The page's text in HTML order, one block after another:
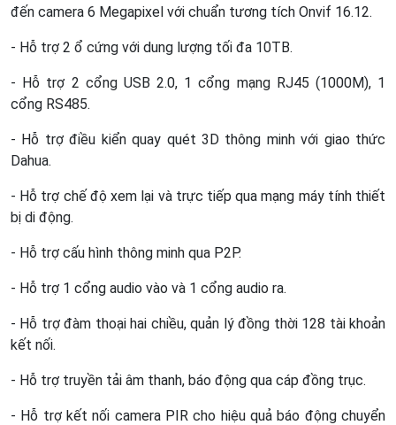
đến camera 6 Megapixel với chuẩn tương tích Onvif 16.12.
- Hỗ trợ 2 ổ cứng với dung lượng tối đa 10TB.
- Hỗ trợ 2 cổng USB 2.0, 1 cổng mạng RJ45 (1000M), 1
cổng RS485.
- Hỗ trợ điều kiển quay quét 3D thông minh với giao thức
Dahua.
- Hỗ trợ chế độ xem lại và trực tiếp qua mạng máy tính thiết
bị di động.
- Hỗ trợ cấu hình thông minh qua P2P.
- Hỗ trợ 1 cổng audio vào và 1 cổng audio ra.
- Hỗ trợ đàm thoại hai chiều, quản lý đồng thời 128 tài khoản
kết nối.
- Hỗ trợ truyền tải âm thanh, báo động qua cáp đồng trục.
- Hỗ trợ kết nối camera PIR cho hiệu quả báo động chuyển